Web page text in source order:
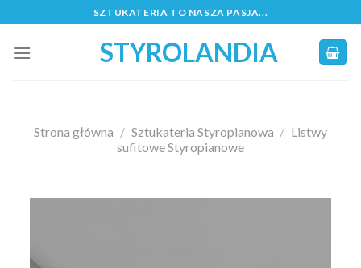
to
content
SZTUKATERIA TO NASZA PASJA...
STYROLANDIA
Strona główna / Sztukateria Styropianowa / Listwy
sufitowe Styropianowe